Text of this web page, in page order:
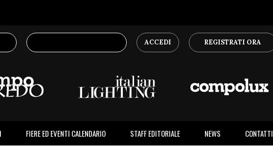
ACCEDI REGISTRATI ORA
FIERE ED EVENTI CALENDARIO STAFF EDITORIALE NEWS CONTATTI